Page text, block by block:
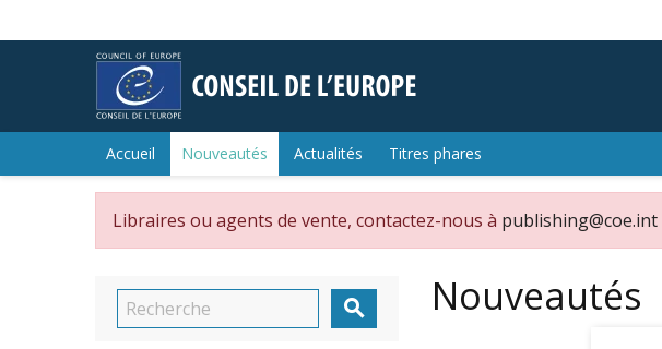
Accueil Nouveautés Actualités Titres phares
Libraires ou agents de vente, contactez-nous à publishing@coe.int
 Nouveautés